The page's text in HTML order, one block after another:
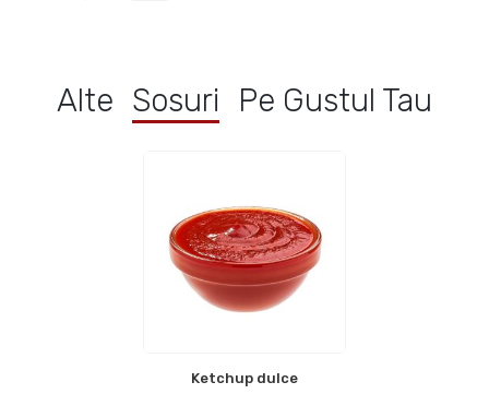
Alte Sosuri Pe Gustul Tau
Ketchup dulce